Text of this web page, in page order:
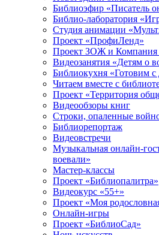
Библиоэфир «Писатель
Библио-лаборатория
Студия анимации
Проект «ПрофиЛенд»
Проект ЗОЖ и
Видеозанятия «Детям о
Библиокухня «Готовим с
Читаем вместе с
Проект «Территория
Видеообзоры книг
Строки, опаленные
Библиорепортаж
Видеовстречи
Музыкальная онлайн-
воевали»
Мастер-классы
Проект «Библиопалитра»
Видеокурс «55+»
Проект «Моя
Онлайн-игры
Проект «БиблиоСад»